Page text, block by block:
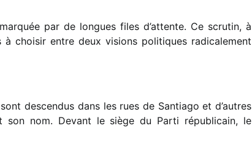
par de longues files d’attente. Ce scrutin, à
choisir entre deux visions politiques radicalement
descendus dans les rues de Santiago et d’autres
son nom. Devant le siège du Parti républicain, le